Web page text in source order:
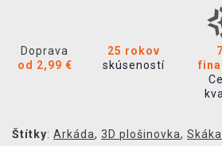
Doprava
od 2,99 €
25 rokov
skúseností
Štítky: Arkáda, 3D plošinovka,